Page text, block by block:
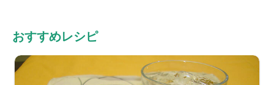
おすすめレシピ